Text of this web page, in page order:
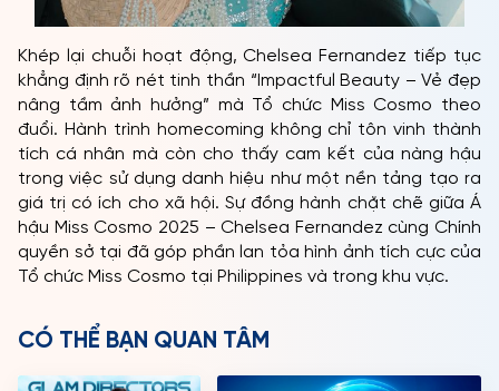
Khép lại chuỗi hoạt động, Chelsea Fernandez tiếp tục
khẳng định rõ nét tinh thần “Impactful Beauty – Vẻ đẹp
nâng tầm ảnh hưởng” mà Tổ chức Miss Cosmo theo
đuổi. Hành trình homecoming không chỉ tôn vinh thành
tích cá nhân mà còn cho thấy cam kết của nàng hậu
trong việc sử dụng danh hiệu như một nền tảng tạo ra
giá trị có ích cho xã hội. Sự đồng hành chặt chẽ giữa Á
hậu Miss Cosmo 2025 – Chelsea Fernandez cùng Chính
quyền sở tại đã góp phần lan tỏa hình ảnh tích cực của
Tổ chức Miss Cosmo tại Philippines và trong khu vực.
CÓ THỂ BẠN QUAN TÂM